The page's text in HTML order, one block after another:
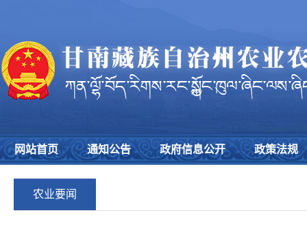
网站首页 通知公告 政府信息公开 政策法规
农业要闻